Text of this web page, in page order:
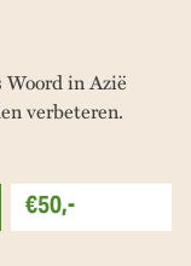
in Azië
verbeteren.
€50,-